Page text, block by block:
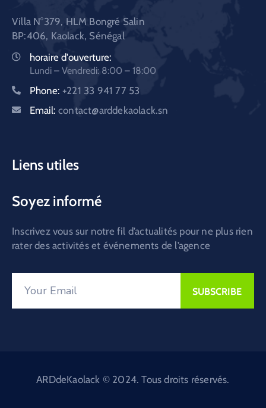
Villa N°379, HLM Bongré Salin
BP:406, Kaolack, Sénégal
horaire d'ouverture:
Lundi – Vendredi: 8:00 – 18:00
Phone: +221 33 941 77 53
Email: contact@arddekaolack.sn
Liens utiles
Soyez informé
Inscrivez vous sur notre fil d’actualités pour ne plus rien
rater des activités et événements de l’agence
ARDdeKaolack © 2024. Tous droits réservés.